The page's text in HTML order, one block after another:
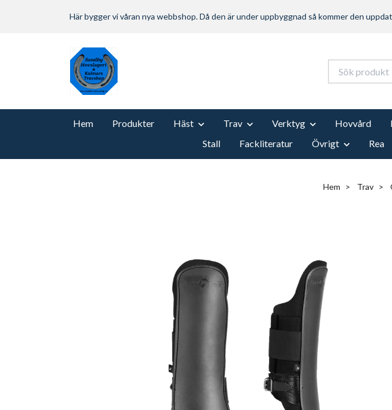
Här bygger vi våran nya webbshop. Då den är under uppbyggnad så kommer den
Hem Produkter Häst Trav Verktyg Hovvård
Stall
Fackliteratur Övrigt Rea
Hem Trav